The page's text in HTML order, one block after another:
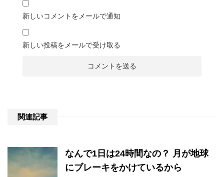
新しいコメントをメールで通知
新しい投稿をメールで受け取る
関連記事
なんで1日は24時間なの？ 月が地球
にブレーキをかけているから